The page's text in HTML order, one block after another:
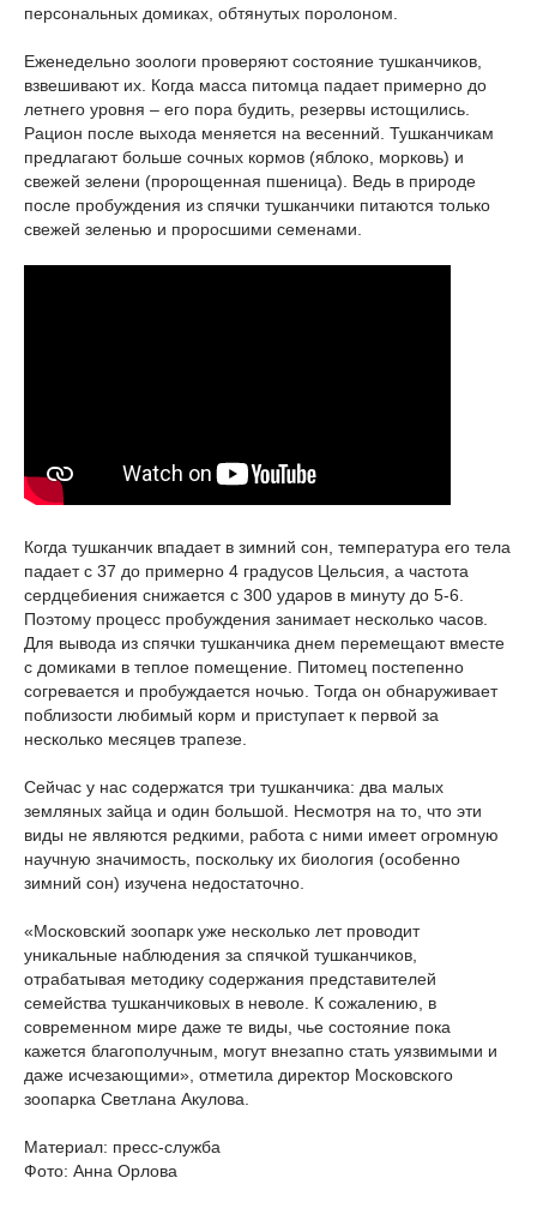
персональных домиках, обтянутых поролоном.
Еженедельно зоологи проверяют состояние тушканчиков,
взвешивают их. Когда масса питомца падает примерно до
летнего уровня – его пора будить, резервы истощились.
Рацион после выхода меняется на весенний. Тушканчикам
предлагают больше сочных кормов (яблоко, морковь) и
свежей зелени (пророщенная пшеница). Ведь в природе
после пробуждения из спячки тушканчики питаются только
свежей зеленью и проросшими семенами.
Когда тушканчик впадает в зимний сон, температура его тела
падает с 37 до примерно 4 градусов Цельсия, а частота
сердцебиения снижается с 300 ударов в минуту до 5-6.
Поэтому процесс пробуждения занимает несколько часов.
Для вывода из спячки тушканчика днем перемещают вместе
с домиками в теплое помещение. Питомец постепенно
согревается и пробуждается ночью. Тогда он обнаруживает
поблизости любимый корм и приступает к первой за
несколько месяцев трапезе.
Сейчас у нас содержатся три тушканчика: два малых
земляных зайца и один большой. Несмотря на то, что эти
виды не являются редкими, работа с ними имеет огромную
научную значимость, поскольку их биология (особенно
зимний сон) изучена недостаточно.
«Московский зоопарк уже несколько лет проводит
уникальные наблюдения за спячкой тушканчиков,
отрабатывая методику содержания представителей
семейства тушканчиковых в неволе. К сожалению, в
современном мире даже те виды, чье состояние пока
кажется благополучным, могут внезапно стать уязвимыми и
даже исчезающими», отметила директор Московского
зоопарка Светлана Акулова.
Материал: пресс-служба
Фото: Анна Орлова